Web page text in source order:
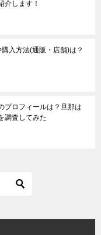
介します！
入方法(通販・店舗)は？
プロフィールは？旦那は
調査してみた